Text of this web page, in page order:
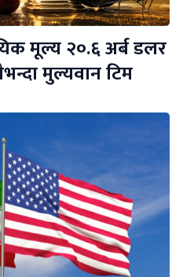
मूल्य २०.६ अर्ब डलर
मुल्यवान टिम